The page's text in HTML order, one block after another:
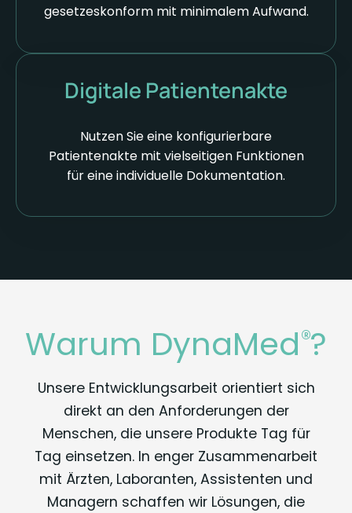
gesetzeskonform mit minimalem Aufwand.
Digitale Patientenakte
Nutzen Sie eine konfigurierbare
Patientenakte mit vielseitigen Funktionen
für eine individuelle Dokumentation.
Warum DynaMed®?
Unsere Entwicklungsarbeit orientiert sich
direkt an den Anforderungen der
Menschen, die unsere Produkte Tag für
Tag einsetzen. In enger Zusammenarbeit
mit Ärzten, Laboranten, Assistenten und
Managern schaffen wir Lösungen, die